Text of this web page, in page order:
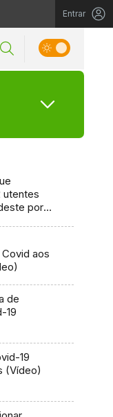
Entrar
utentes
por
aos
de
19
19
(Vídeo)